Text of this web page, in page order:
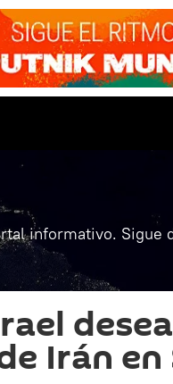
informativo. Sigue
Irán en